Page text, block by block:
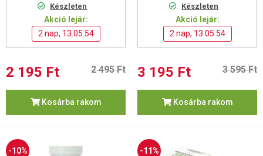
Készleten
Akció lejár:
2 nap, 13:05:53
2 195 Ft 2 495 Ft
Kosárba rakom
Készleten
Akció lejár:
2 nap, 13:05:53
3 195 Ft 3 595 Ft
Kosárba rakom
-10% -11%